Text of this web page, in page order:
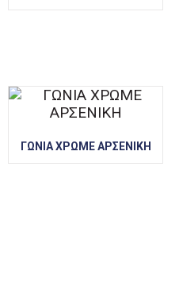
ΓΩΝΙΑ ΧΡΩΜΕ ΑΡΣΕΝΙΚΗ